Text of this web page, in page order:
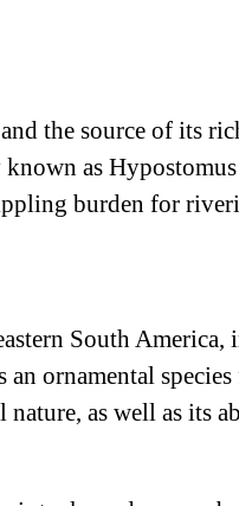
the source of its
as
burden for
South
ornamental
as well as its